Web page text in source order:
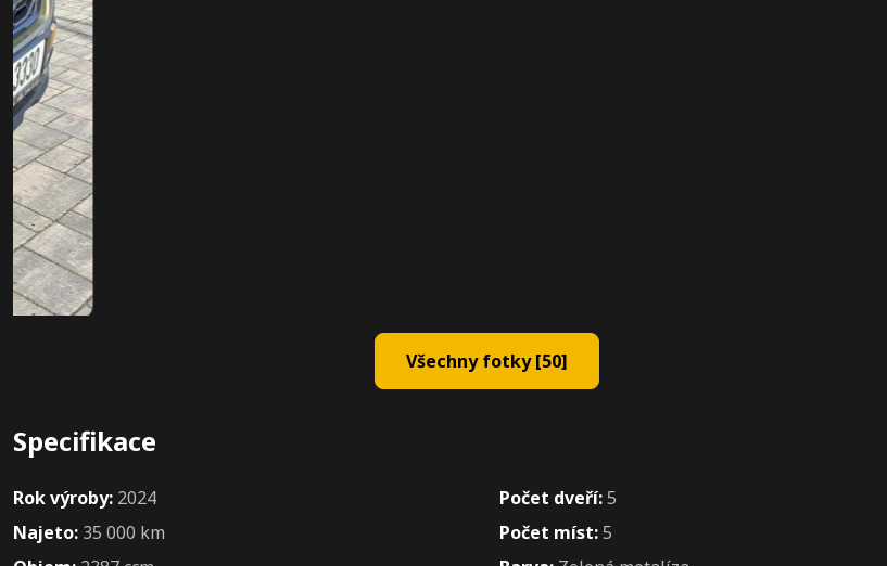
Všechny fotky [50]
Specifikace
Rok výroby: 2024
Najeto: 35 000 km
Počet dveří:5
Počet míst:5